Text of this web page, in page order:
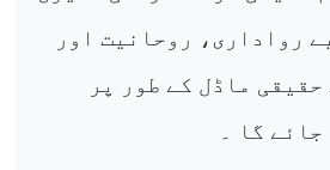
رواداری، روحانیت اور
حقیقی ماڈل کے طور پر
گا ۔